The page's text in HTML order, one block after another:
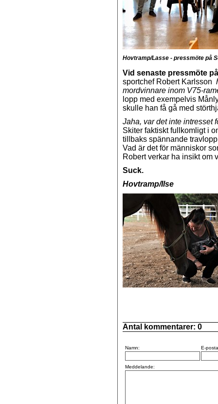
Hovtramp/Lasse - pressmöte på
Vid senaste pressmöte
sportchef Robert Karlsson
mordvinnare inom V75-
lopp med exempelvis
skulle han få gå med
Jaha, var det inte intresset
Skiter faktiskt fullkomligt i
tillbaks spännande
Vad är det för människor
Robert verkar ha insikt om
Suck.
Hovtramp/Ilse
Antal kommentarer: 0
Namn: E-
Meddelande: